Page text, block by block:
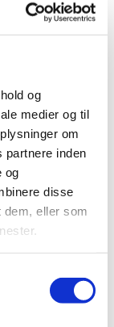
og
medier og til
om
partnere inden
og
disse
dem, eller som
(alle
2017
7.248.375
720.166